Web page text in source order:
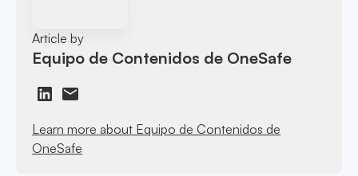
Article by
Equipo de Contenidos de OneSafe
Learn more about Equipo de Contenidos de
OneSafe